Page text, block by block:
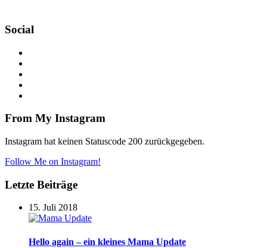
Social
From My Instagram
Instagram hat keinen Statuscode 200 zurückgegeben.
Follow Me on Instagram!
Letzte Beiträge
15. Juli 2018
Hello again – ein kleines Mama Update